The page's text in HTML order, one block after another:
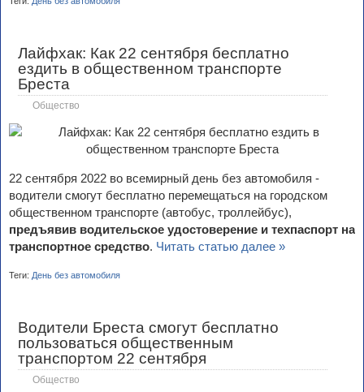
Лайфхак: Как 22 сентября бесплатно
ездить в общественном транспорте
Бреста
Общество
22 сентября 2022 во всемирный день без автомобиля -
водители смогут бесплатно перемещаться на городском
общественном транспорте (автобус, троллейбус),
предъявив водительское удостоверение и техпаспорт на
транспортное средство. Читать статью далее »
Теги: День без автомобиля
Водители Бреста смогут бесплатно
пользоваться общественным
транспортом 22 сентября
Общество